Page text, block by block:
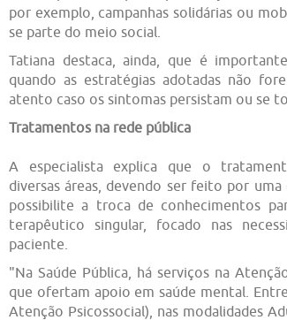
por exemplo, campanhas solidárias ou
se parte do meio social.
Tatiana destaca, ainda, que é
quando as estratégias adotadas não
atento caso os sintomas persistam ou se
Tratamentos na rede pública
A especialista explica que o
diversas áreas, devendo ser feito por
possibilite a troca de conhecimentos
terapêutico singular, focado nas
paciente.
"Na Saúde Pública, há serviços na
que ofertam apoio em saúde mental.
Atenção Psicossocial), nas modalidades